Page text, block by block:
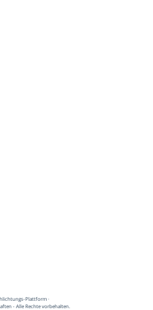
Plattform·
- Alle Rechte vorbehalten.